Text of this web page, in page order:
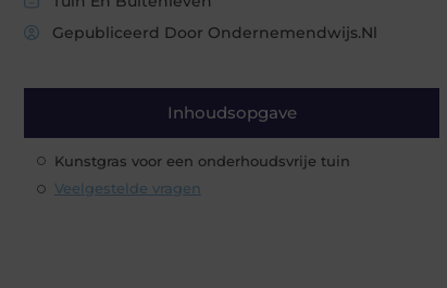
Gepubliceerd Door Ondernemendwijs.nl
Inhoudsopgave
Kunstgras voor een onderhoudsvrije tuin
Veelgestelde vragen